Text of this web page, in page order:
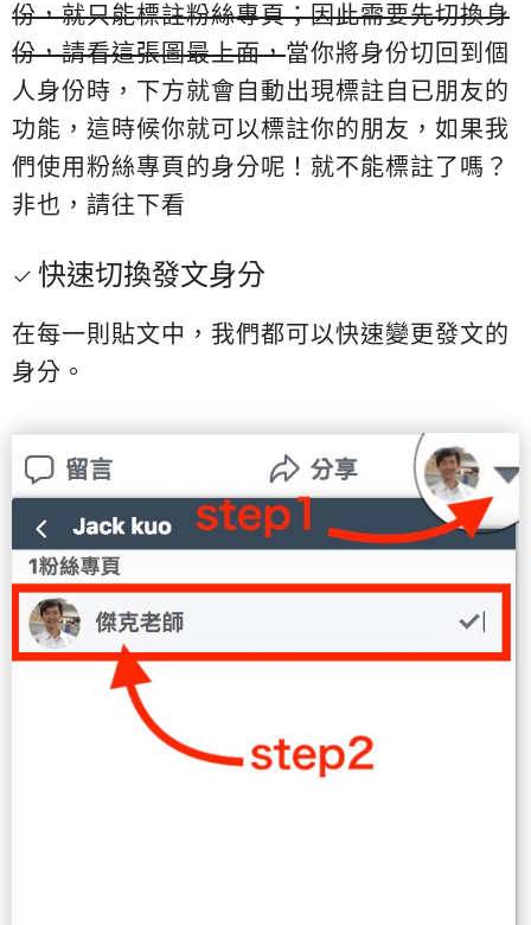
份，就只能標註粉絲專頁；因此需要先切換身
份，請看這張圖最上面，當你將身份切回到個
人身份時，下方就會自動出現標註自已朋友的
功能，這時候你就可以標註你的朋友，如果我
們使用粉絲專頁的身分呢！就不能標註了嗎？
非也，請往下看
快速切換發文身分
在每一則貼文中，我們都可以快速變更發文的
身分。